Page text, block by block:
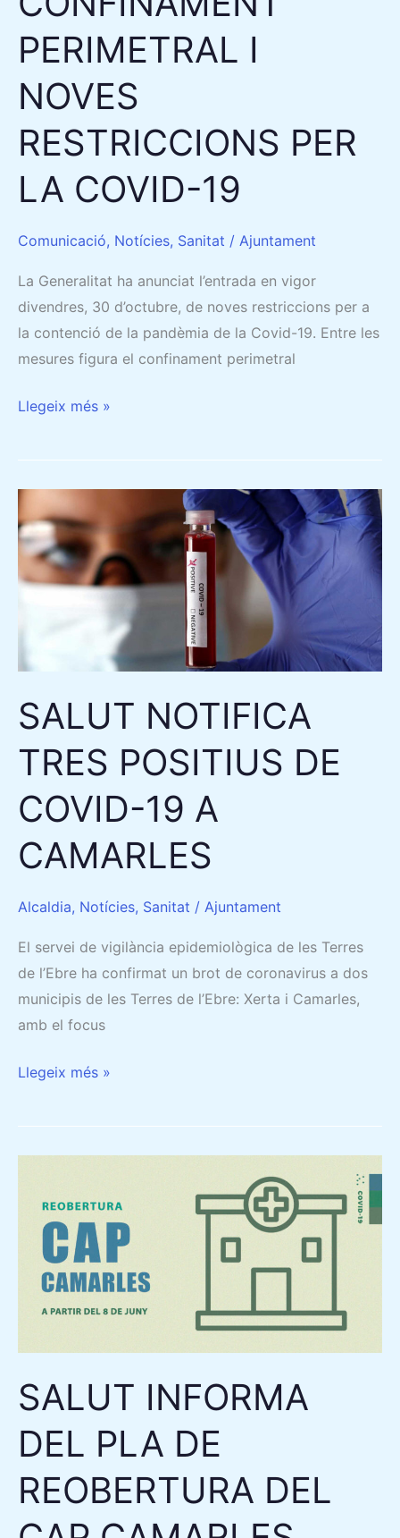
PERIMETRAL I
NOVES
RESTRICCIONS PER
LA COVID-19
Comunicació, Notícies, Sanitat / Ajuntament
La Generalitat ha anunciat l’entrada en vigor
divendres, 30 d’octubre, de noves restriccions per a
la contenció de la pandèmia de la Covid-19. Entre les
mesures figura el confinament perimetral
Llegeix més »
SALUT NOTIFICA
TRES POSITIUS DE
COVID-19 A
CAMARLES
Alcaldia, Notícies, Sanitat / Ajuntament
El servei de vigilància epidemiològica de les Terres
de l’Ebre ha confirmat un brot de coronavirus a dos
municipis de les Terres de l’Ebre: Xerta i Camarles,
amb el focus
SALUT
NOTIFICA
TRES
POSITIUS
COVID-
CAMARLES
Llegeix més »
SALUT INFORMA
DEL PLA DE
REOBERTURA DEL
REOBERTURA